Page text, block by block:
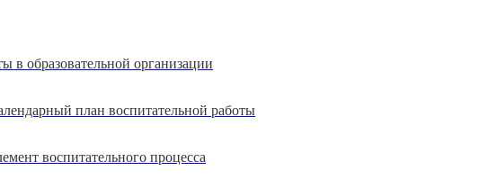
в образовательной организации
план воспитательной работы
воспитательного процесса